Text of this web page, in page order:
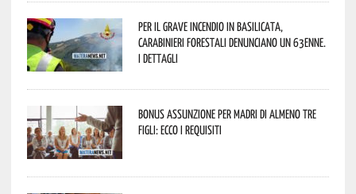
Per il grave incendio in Basilicata,
Carabinieri forestali denunciano un 63enne.
I dettagli
Bonus assunzione per madri di almeno tre
figli: ecco i requisiti